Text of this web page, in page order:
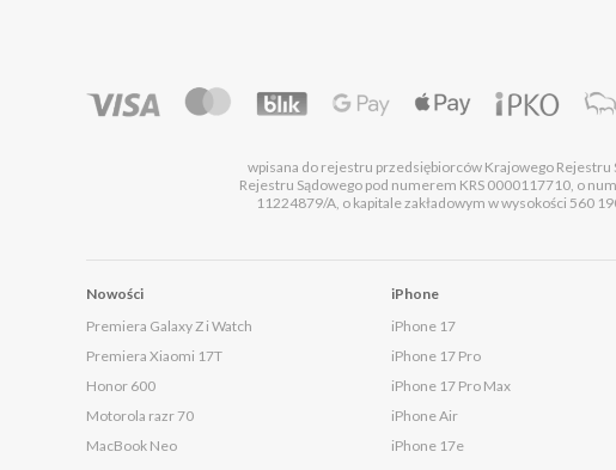
wpisana do rejestru przedsiębiorców Krajowego Rejestru
Rejestru Sądowego pod numerem KRS 0000117710, o
11224879/A, o kapitale zakładowym w wysokości 560
Nowości
Premiera Galaxy Z i Watch
Premiera Xiaomi 17T
Honor 600
Motorola razr 70
MacBook Neo
iPhone
iPhone 17
iPhone 17 Pro
iPhone 17 Pro Max
iPhone Air
iPhone 17e